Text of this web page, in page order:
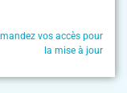
vos accès pour
la mise à jour